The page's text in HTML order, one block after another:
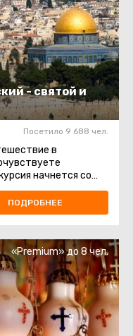
- святой и
Посетило 9 688 чел.
в
начнется со
смотровой площадки Маслиничной ...
ПОДРОБНЕЕ
«Premium» до 8 чел.